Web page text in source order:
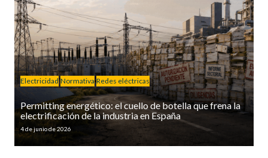
Electricidad Normativa Redes eléctricas
Permitting energético: el cuello de botella que frena la
electrificación de la industria en España
4 de junio de 2026